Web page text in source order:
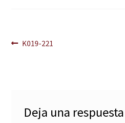
Navegación
Anterior:
K019-221
Deja una respuesta